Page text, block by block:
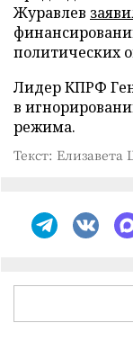
Журавлев
политических
Лидер КПРФ
в
режима.
Текст: